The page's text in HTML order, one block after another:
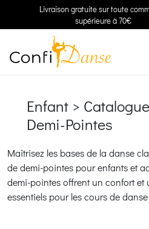
Livraison gratuite sur toute
supérieure à 70€
Enfant >
Demi-Pointes
Maîtrisez les bases de la danse
de demi-pointes pour enfants et
demi-pointes offrent un confort et
essentiels pour les cours de